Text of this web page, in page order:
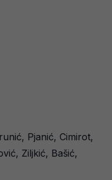
Pjanić, Cimirot,
Ziljkić, Bašić,